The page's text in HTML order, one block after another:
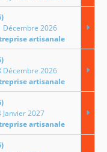
Décembre 2026
artisanale
Décembre 2026
artisanale
Janvier 2027
artisanale